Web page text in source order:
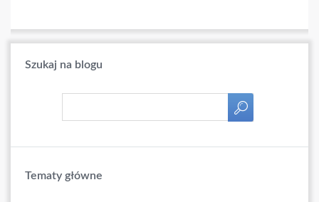
Szukaj na blogu
Tematy główne